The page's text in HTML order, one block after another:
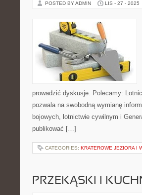
POSTED BY ADMIN LIS - 27 - 2025
prowadzić dyskusje. Polecamy:
pozwala na swobodną wymianę
bojowych, lotnictwie cywilnym i
publikować […]
CATEGORIES: KRATEROWE JEZIORA I
PRZEKĄSKI I